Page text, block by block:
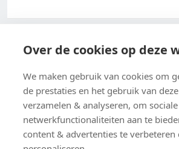
Privacybeleid
Cookie-instellingen
Over de cookies op deze
We maken gebruik van cookies om
de prestaties en het gebruik van
verzamelen & analyseren, om sociale
netwerkfunctionaliteiten aan te
content & advertenties te verbeteren